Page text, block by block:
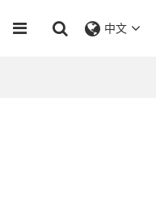
中文